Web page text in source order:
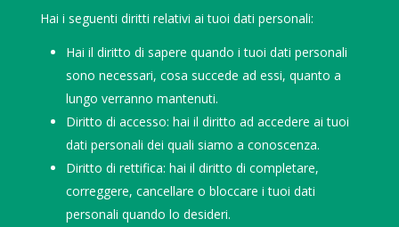
Hai i seguenti diritti relativi ai tuoi dati personali:
Hai il diritto di sapere quando i tuoi dati personali
sono necessari, cosa succede ad essi, quanto a
lungo verranno mantenuti.
Diritto di accesso: hai il diritto ad accedere ai tuoi
dati personali dei quali siamo a conoscenza.
Diritto di rettifica: hai il diritto di completare,
correggere, cancellare o bloccare i tuoi dati
personali quando lo desideri.